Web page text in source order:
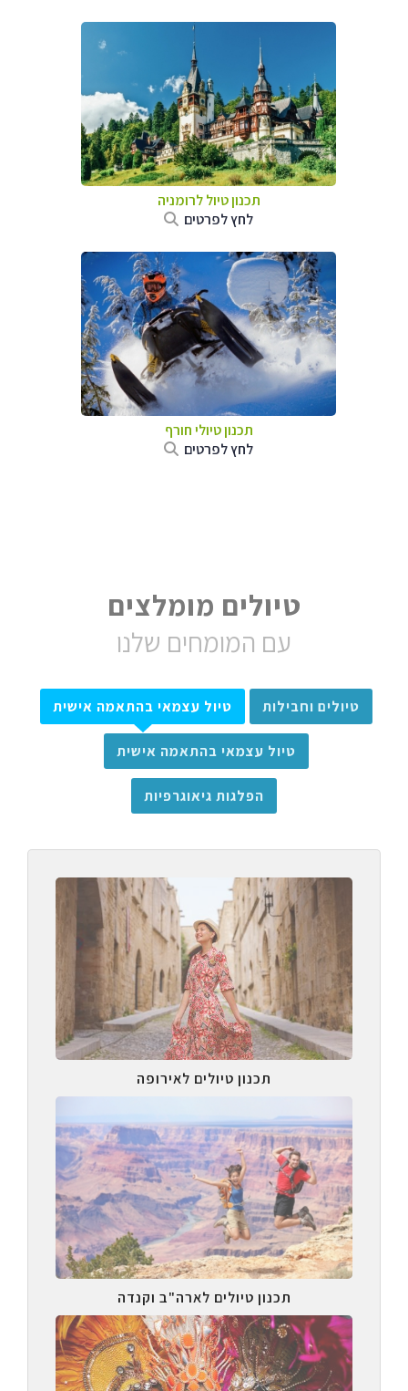
תכנון טיול לרומניה
לחץ לפרטים
תכנון טיולי חורף
לחץ לפרטים
טיולים מומלצים
עם המומחים שלנו
טיולים וחבילות טיול עצמאי בהתאמה אישית
טיול עצמאי בהתאמה אישית
הפלגות גיאוגרפיות
תכנון טיולים לאירופה
תכנון טיולים לארה"ב וקנדה